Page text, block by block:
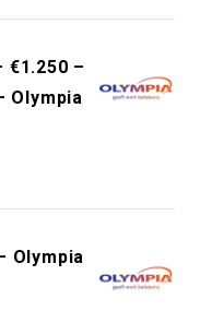
–
Olympia
Olympia